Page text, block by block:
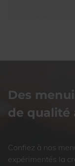
Des
de qualité
Confiez à nos
expérimentés la